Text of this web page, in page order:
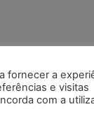
fornecer a
e visitas
com a